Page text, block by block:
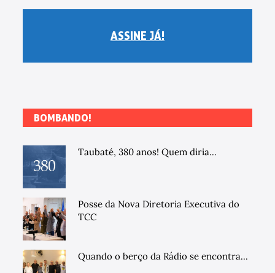
ASSINE JÁ!
BOMBANDO!
Taubaté, 380 anos! Quem diria...
Posse da Nova Diretoria Executiva do
TCC
Quando o berço da Rádio se encontra...